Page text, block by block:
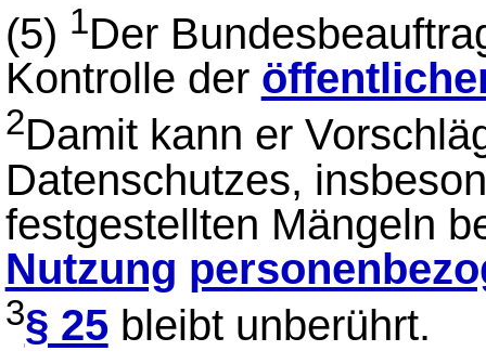
(5) 1Der
Kontrolle der
2Damit kann er
Datenschutzes,
festgestellten Mängeln
Nutzung
3§ 25bleibt unberührt.